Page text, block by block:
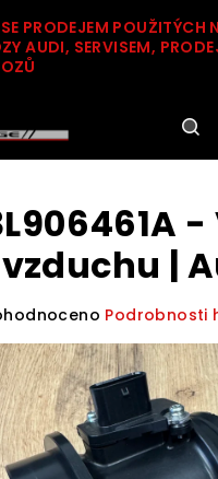
PRODEJEM POUŽITÝCH
AUDI, SERVISEM,
vzduchu |
Podrobnosti